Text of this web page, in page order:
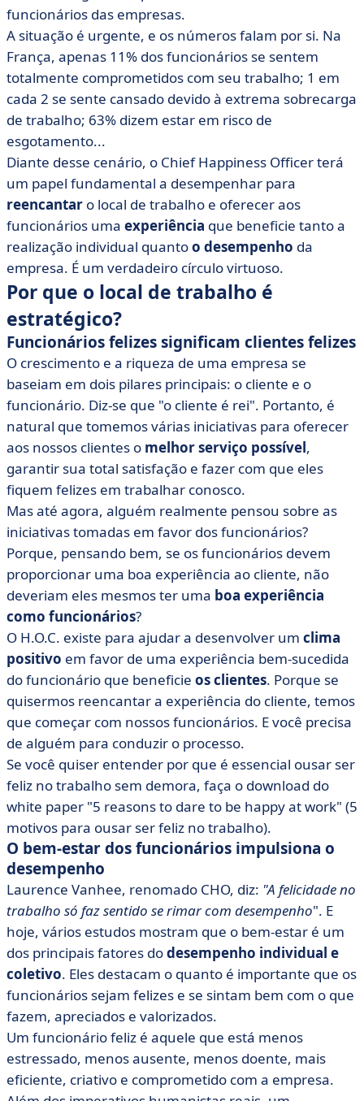
funcionários das empresas.
A situação é urgente, e os números falam por si. Na
França, apenas 11% dos funcionários se sentem
totalmente comprometidos com seu trabalho; 1 em
cada 2 se sente cansado devido à extrema sobrecarga
de trabalho; 63% dizem estar em risco de
esgotamento...
Diante desse cenário, o Chief Happiness Officer terá
um papel fundamental a desempenhar para
reencantar o local de trabalho e oferecer aos
funcionários uma experiência que beneficie tanto a
realização individual quantoo desempenho da
empresa. É um verdadeiro círculo virtuoso.
Por que o local de trabalho é
estratégico?
Funcionários felizes significam clientes felizes
O crescimento e a riqueza de uma empresa se
baseiam em dois pilares principais: o cliente e o
funcionário. Diz-se que "o cliente é rei". Portanto, é
natural que tomemos várias iniciativas para oferecer
aos nossos clientes o melhor serviço possível,
garantir sua total satisfação e fazer com que eles
fiquem felizes em trabalhar conosco.
Mas até agora, alguém realmente pensou sobre as
iniciativas tomadas em favor dos funcionários?
Porque, pensando bem, se os funcionários devem
proporcionar uma boa experiência ao cliente, não
deveriam eles mesmos ter uma boa experiência
como funcionários?
O H.O.C. existe para ajudar a desenvolver um clima
positivo em favor de uma experiência bem-sucedida
do funcionário que beneficie os clientes. Porque se
quisermos reencantar a experiência do cliente, temos
que começar com nossos funcionários. E você precisa
de alguém para conduzir o processo.
Se você quiser entender por que é essencial ousar ser
feliz no trabalho sem demora, faça o download do
white paper "5 reasons to dare to be happy at work" (5
motivos para ousar ser feliz no trabalho).
O bem-estar dos funcionários impulsiona o
desempenho
Laurence Vanhee, renomado CHO, diz: "A felicidade no
trabalho só faz sentido se rimar com desempenho". E
hoje, vários estudos mostram que o bem-estar é um
dos principais fatores dodesempenho individual e
coletivo. Eles destacam o quanto é importante que os
funcionários sejam felizes e se sintam bem com o que
fazem, apreciados e valorizados.
Um funcionário feliz é aquele que está menos
estressado, menos ausente, menos doente, mais
eficiente, criativo e comprometido com a empresa.